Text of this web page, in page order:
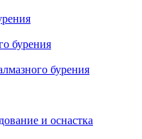
бурения
бурения
и оснастка